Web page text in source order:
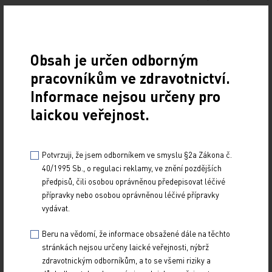
jsou antigenně nespecifické vůči nádorovým
antigenům, což s sebou přináší nežádoucí reakce
v podobě autoimunitních projevů. Výzkum má tedy
stále co na práci – hledání zlatého grálu specifické
Sdílejte článek
Obsah je určen odborným
pracovníkům ve zdravotnictví.
Informace nejsou určeny pro
laickou veřejnost.
Potvrzuji, že jsem odborníkem ve smyslu §2a Zákona č.
40/1995 Sb., o regulaci reklamy, ve znění pozdějších
předpisů, čili osobou oprávněnou předepisovat léčivé
přípravky nebo osobou oprávněnou léčivé přípravky
vydávat.
Beru na vědomí, že informace obsažené dále na těchto
stránkách nejsou určeny laické veřejnosti, nýbrž
zdravotnickým odborníkům, a to se všemi riziky a